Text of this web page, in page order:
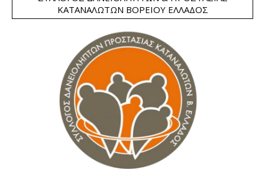
ΚΑΤΑΝΑΛΩΤΏΝ ΒΟΡΕΊΟΥ ΕΛΛΆΔΟΣ